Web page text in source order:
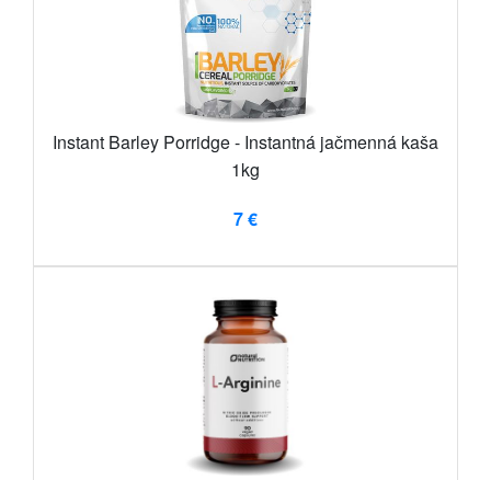
Instant Barley Porridge - Instantná jačmenná kaša
1kg
7 €